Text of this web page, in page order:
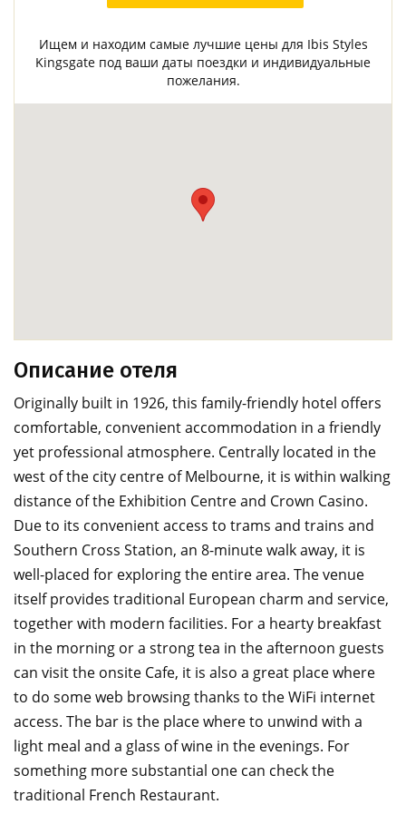
Ищем и находим самые лучшие цены для Ibis Styles
Kingsgate под ваши даты поездки и индивидуальные
пожелания.
Описание отеля
Originally built in 1926, this family-friendly hotel offers
comfortable, convenient accommodation in a friendly
yet professional atmosphere. Centrally located in the
west of the city centre of Melbourne, it is within walking
distance of the Exhibition Centre and Crown Casino.
Due to its convenient access to trams and trains and
Southern Cross Station, an 8-minute walk away, it is
well-placed for exploring the entire area. The venue
itself provides traditional European charm and service,
together with modern facilities. For a hearty breakfast
in the morning or a strong tea in the afternoon guests
can visit the onsite Cafe, it is also a great place where
to do some web browsing thanks to the WiFi internet
access. The bar is the place where to unwind with a
light meal and a glass of wine in the evenings. For
something more substantial one can check the
traditional French Restaurant.